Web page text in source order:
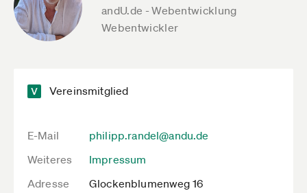
andU.de - Webentwicklung
Webentwickler
Vereinsmitglied
E-Mail
philipp.randel@andu.de
Weiteres
Impressum
Adresse
Glockenblumenweg 16